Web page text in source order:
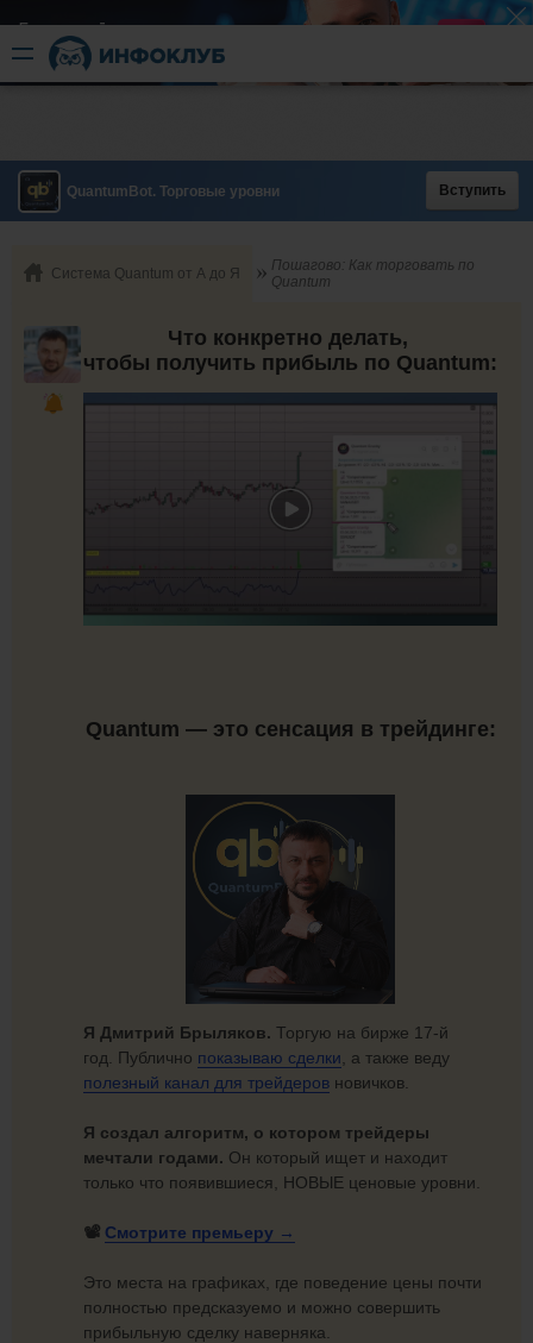
Быстрый разгон
​в короткие сроки
QuantumBot. Торговые уровни Вступить
Система Quantum от А до Я
Пошагово: Как торговать по
Quantum
Что конкретно делать,
чтобы получить прибыль по Quantum:
Quantum — это сенсация в трейдинге:
Я Дмитрий Брыляков. Торгую на бирже 17-й
год. Публично показываю сделки , а также веду
полезный канал для трейдеров новичков.
Я создал алгоритм, о котором трейдеры
мечтали годами. Он который ищет и находит
только что появившиеся, НОВЫЕ ценовые уровни.
📽️ Смотрите премьеру →
Это места на графиках, где поведение цены почти
полностью предсказуемо и можно совершить
прибыльную сделку наверняка.